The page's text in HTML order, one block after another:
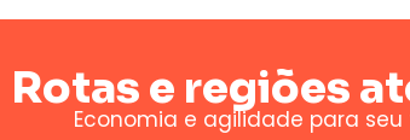
Rotas e regiões
Economia e agilidade para